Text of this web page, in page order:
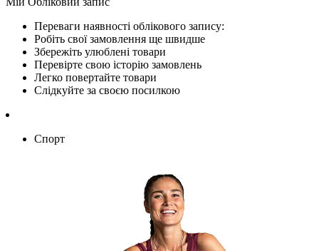
Переваги наявності облікового запису:
Робіть свої замовлення ще швидше
Збережіть улюблені товари
Перевірте свою історію замовлень
Легко повертайте товари
Слідкуйте за своєю посилкою
Спорт